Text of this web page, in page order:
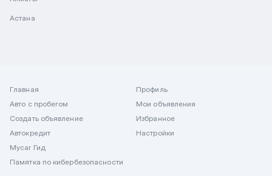
Астана
Главная
Авто с пробегом
Создать объявление
Автокредит
Mycar Гид
Памятка по кибербезопасности
Профиль
Мои объявления
Избранное
Настройки